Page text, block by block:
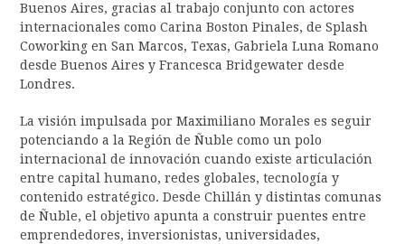
Buenos Aires, gracias al trabajo conjunto con actores
internacionales como Carina Boston Pinales, de Splash
Coworking en San Marcos, Texas, Gabriela Luna Romano
desde Buenos Aires y Francesca Bridgewater desde
Londres.
La visión impulsada por Maximiliano Morales es seguir
potenciando a la Región de Ñuble como un polo
internacional de innovación cuando existe articulación
entre capital humano, redes globales, tecnología y
contenido estratégico. Desde Chillán y distintas comunas
de Ñuble, el objetivo apunta a construir puentes entre
emprendedores, inversionistas, universidades,